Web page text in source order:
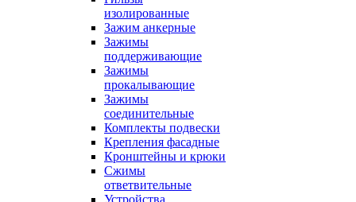
изолированные
Зажим анкерные
Зажимы
поддерживающие
Зажимы
прокалывающие
Зажимы
соединительные
Комплекты подвески
Крепления фасадные
Кронштейны и крюки
Сжимы
ответвительные
Устройства